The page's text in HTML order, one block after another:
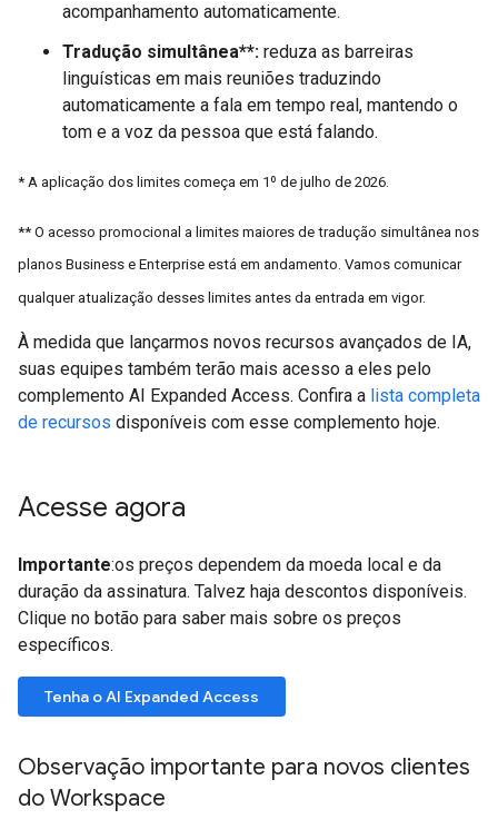
acompanhamento automaticamente.
Tradução simultânea**: reduza as barreiras
linguísticas em mais reuniões traduzindo
automaticamente a fala em tempo real, mantendo o
tom e a voz da pessoa que está falando.
* A aplicação dos limites começa em 1º de julho de 2026.
** O acesso promocional a limites maiores de tradução simultânea nos
planos Business e Enterprise está em andamento. Vamos comunicar
qualquer atualização desses limites antes da entrada em vigor.
À medida que lançarmos novos recursos avançados de IA,
suas equipes também terão mais acesso a eles pelo
complemento AI Expanded Access. Confira a lista completa
de recursos disponíveis com esse complemento hoje.
Acesse agora
Importante:os preços dependem da moeda local e da
duração da assinatura. Talvez haja descontos disponíveis.
Clique no botão para saber mais sobre os preços
específicos.
Tenha o AI Expanded Access
Observação importante para novos clientes
do Workspace